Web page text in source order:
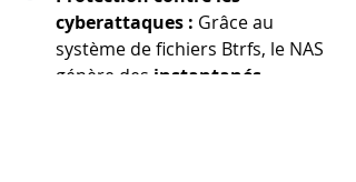
cyberattaques : Grâce au
système de fichiers Btrfs, le NAS
génère des instantanés